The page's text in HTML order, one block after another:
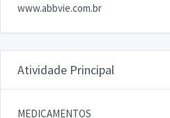
www.abbvie.com.br
Atividade Principal
MEDICAMENTOS